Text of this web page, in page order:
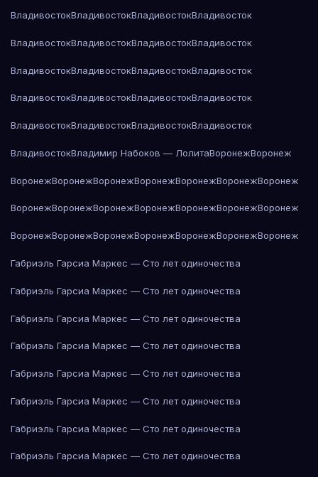
ВладивостокВладивостокВладивостокВладивосток
ВладивостокВладивостокВладивостокВладивосток
ВладивостокВладивостокВладивостокВладивосток
ВладивостокВладивостокВладивостокВладивосток
ВладивостокВладивостокВладивостокВладивосток
ВладивостокВладимир Набоков — ЛолитаВоронежВоронеж
ВоронежВоронежВоронежВоронежВоронежВоронежВоронеж
ВоронежВоронежВоронежВоронежВоронежВоронежВоронеж
ВоронежВоронежВоронежВоронежВоронежВоронежВоронеж
Габриэль Гарсиа Маркес — Сто лет одиночества
Габриэль Гарсиа Маркес — Сто лет одиночества
Габриэль Гарсиа Маркес — Сто лет одиночества
Габриэль Гарсиа Маркес — Сто лет одиночества
Габриэль Гарсиа Маркес — Сто лет одиночества
Габриэль Гарсиа Маркес — Сто лет одиночества
Габриэль Гарсиа Маркес — Сто лет одиночества
Габриэль Гарсиа Маркес — Сто лет одиночества